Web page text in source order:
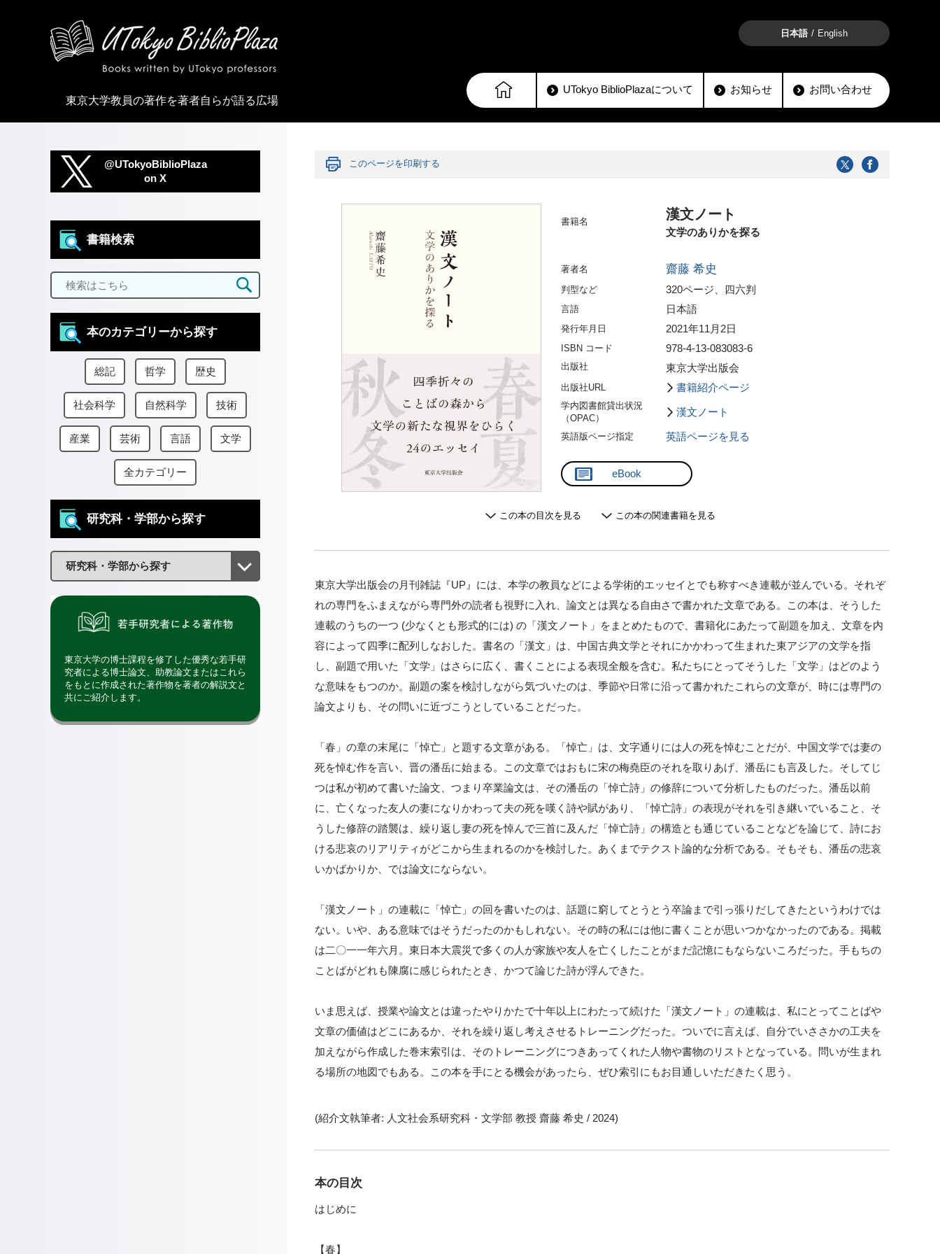
東京大学教員の著作を著者自らが語る広場
日本語 English
UTokyo BiblioPlazaについて お知らせ お問い合わせ
このページを印刷する
書籍名 漢文ノート
文学のありかを探る
著者名 齋藤 希史
判型など 320ページ、四六判
言語 日本語
発行年月日 2021年11月2日
ISBN コード 978-4-13-083083-6
出版社 東京大学出版会
出版社URL 書籍紹介ページ
学内図書館貸出状況
（OPAC）
漢文ノート
英語版ページ指定 英語ページを見る
eBook
この本の目次を見る この本の関連書籍を見る
東京大学出版会の月刊雑誌『UP』には、本学の教員などによる学術的エッセイとでも称すべき連載が並んでいる。それぞ
れの専門をふまえながら専門外の読者も視野に入れ、論文とは異なる自由さで書かれた文章である。この本は、そうした
連載のうちの一つ (少なくとも形式的には) の「漢文ノート」をまとめたもので、書籍化にあたって副題を加え、文章を内
容によって四季に配列しなおした。書名の「漢文」は、中国古典文学とそれにかかわって生まれた東アジアの文学を指
し、副題で用いた「文学」はさらに広く、書くことによる表現全般を含む。私たちにとってそうした「文学」はどのよう
な意味をもつのか。副題の案を検討しながら気づいたのは、季節や日常に沿って書かれたこれらの文章が、時には専門の
論文よりも、その問いに近づこうとしていることだった。
「春」の章の末尾に「悼亡」と題する文章がある。「悼亡」は、文字通りには人の死を悼むことだが、中国文学では妻の
死を悼む作を言い、晋の潘岳に始まる。この文章ではおもに宋の梅堯臣のそれを取りあげ、潘岳にも言及した。そしてじ
つは私が初めて書いた論文、つまり卒業論文は、その潘岳の「悼亡詩」の修辞について分析したものだった。潘岳以前
に、亡くなった友人の妻になりかわって夫の死を嘆く詩や賦があり、「悼亡詩」の表現がそれを引き継いでいること、そ
うした修辞の踏襲は、繰り返し妻の死を悼んで三首に及んだ「悼亡詩」の構造とも通じていることなどを論じて、詩にお
ける悲哀のリアリティがどこから生まれるのかを検討した。あくまでテクスト論的な分析である。そもそも、潘岳の悲哀
いかばかりか、では論文にならない。
「漢文ノート」の連載に「悼亡」の回を書いたのは、話題に窮してとうとう卒論まで引っ張りだしてきたというわけでは
ない。いや、ある意味ではそうだったのかもしれない。その時の私には他に書くことが思いつかなかったのである。掲載
は二〇一一年六月。東日本大震災で多くの人が家族や友人を亡くしたことがまだ記憶にもならないころだった。手もちの
ことばがどれも陳腐に感じられたとき、かつて論じた詩が浮んできた。
いま思えば、授業や論文とは違ったやりかたで十年以上にわたって続けた「漢文ノート」の連載は、私にとってことばや
文章の価値はどこにあるか、それを繰り返し考えさせるトレーニングだった。ついでに言えば、自分でいささかの工夫を
加えながら作成した巻末索引は、そのトレーニングにつきあってくれた人物や書物のリストとなっている。問いが生まれ
る場所の地図でもある。この本を手にとる機会があったら、ぜひ索引にもお目通しいただきたく思う。
(紹介文執筆者: 人文社会系研究科・文学部 教授 齋藤 希史 / 2024)
本の目次
はじめに
【春】
@UTokyoBiblioPlaza
on X
書籍検索
本のカテゴリーから探す
総記 哲学 歴史
社会科学 自然科学 技術
産業 芸術 言語 文学
全カテゴリー
研究科・学部から探す
東京大学の博士課程を修了した優秀な若手研
究者による博士論文、助教論文またはこれら
をもとに作成された著作物を著者の解説文と
共にご紹介します。